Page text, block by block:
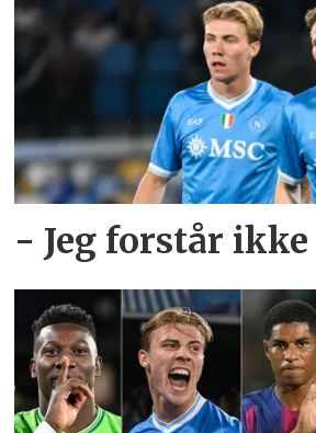
- Jeg forstår ikke